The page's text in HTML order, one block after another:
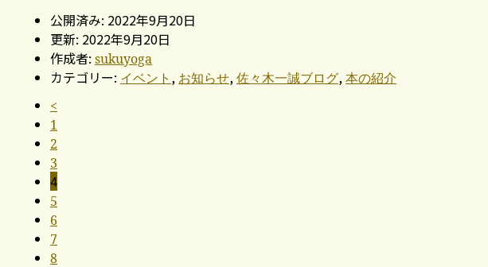
公開済み: 2022年9月20日
更新: 2022年9月20日
作成者: sukuyoga
カテゴリー: イベント , お知らせ,佐々木一誠ブログ,本の紹介
<
1
2
3
4
5
6
7
8